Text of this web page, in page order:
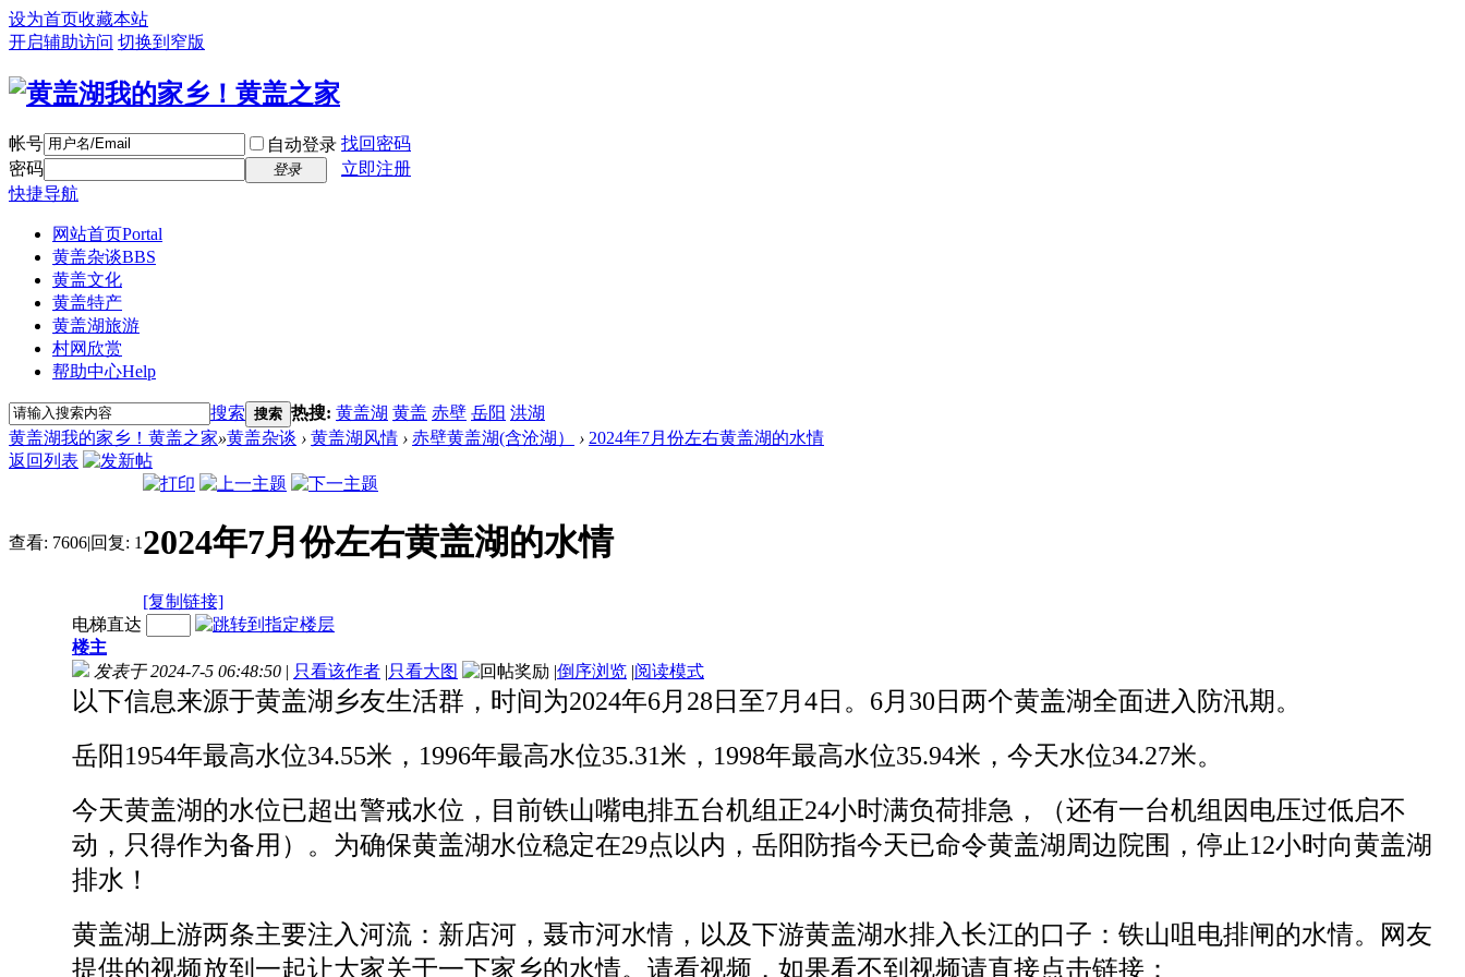
设为首页收藏本站
开启辅助访问 切换到窄版
帐号 自动登录 找回密码
密码
登录
立即注册
快捷导航
网站首页Portal
黄盖杂谈BBS
黄盖文化
黄盖特产
黄盖湖旅游
村网欣赏
帮助中心Help
搜索 搜索 热搜: 黄盖湖 黄盖 赤壁 岳阳 洪湖
黄盖湖我的家乡！黄盖之家»黄盖杂谈 › 黄盖湖风情 › 赤壁黄盖湖(含沧湖） › 2024年7月份左右黄盖湖的水情
返回列表
查看: 7606|回复: 1 2024年7月份左右黄盖湖的水情
[复制链接]
电梯直达
楼主
发表于 2024-7-5 06:48:50 | 只看该作者 |只看大图 |倒序浏览 |阅读模式
以下信息来源于黄盖湖乡友生活群，时间为2024年6月28日至7月4日。6月30日两个黄盖湖全面进入防汛期。
岳阳1954年最高水位34.55米，1996年最高水位35.31米，1998年最高水位35.94米，今天水位34.27米。
今天黄盖湖的水位已超出警戒水位，目前铁山嘴电排五台机组正24小时满负荷排急，（还有一台机组因电压过低启不
动，只得作为备用）。为确保黄盖湖水位稳定在29点以内，岳阳防指今天已命令黄盖湖周边院围，停止12小时向黄盖湖
排水！
黄盖湖上游两条主要注入河流：新店河，聂市河水情，以及下游黄盖湖水排入长江的口子：铁山咀电排闸的水情。网友
提供的视频放到一起让大家关于一下家乡的水情。请看视频，如果看不到视频请直接点击链接：